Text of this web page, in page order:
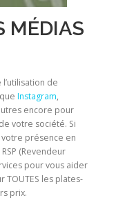
MÉDIAS
de
Instagram,
encore pour
votre société. Si
présence en
(Revendeur
pour vous aider
les plates-
prix.